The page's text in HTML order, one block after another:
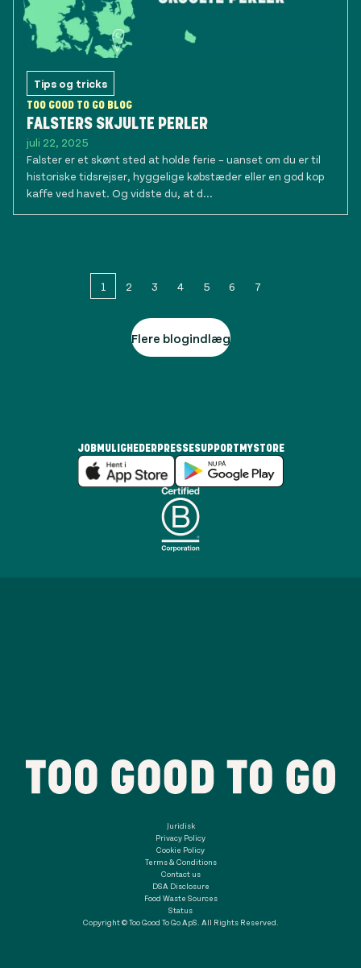
Tips og tricks
TOO GOOD TO GO BLOG
FALSTERS SKJULTE PERLER
juli 22, 2025
Falster er et skønt sted at holde ferie – uanset om du er til
historiske tidsrejser, hyggelige købstæder eller en god kop
kaffe ved havet. Og vidste du, at d...
1 2 3 4 5 6 7
Flere blogindlæg
JOBMULIGHEDERPRESSESUPPORT MYSTORE
Juridisk
Privacy Policy
Cookie Policy
Terms & Conditions
Contact us
DSA Disclosure
Food Waste Sources
Status
Copyright © Too Good To Go ApS. All Rights Reserved.